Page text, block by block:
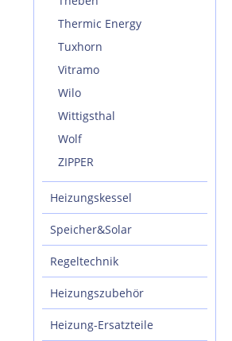
Thermic Energy
Tuxhorn
Vitramo
Wilo
Wittigsthal
Wolf
ZIPPER
Heizungskessel
Speicher&Solar
Regeltechnik
Heizungszubehör
Heizung-Ersatzteile